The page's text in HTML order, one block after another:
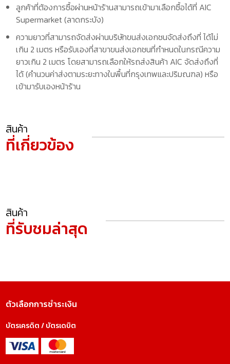
ลูกค้าที่ต้องการซื้อผ่านหน้าร้านสามารถเข้ามาเลือกซื้อได้ที่ AIC
Supermarket (ลาดกระบัง)
ความยาวที่สามารถจัดส่งผ่านบริษัทขนส่งเอกชนจัดส่งถึงที่ ได้ไม่
เกิน 2 เมตร หรือรับเองที่สาขาขนส่งเอกชนที่กำหนดในกรณีความ
ยาวเกิน 2 เมตร โดยสามารถเลือกให้รถส่งสินค้า AIC จัดส่งถึงที่
ได้ (คำนวนค่าส่งตามระยะทางในพื้นที่กรุงเทพและปริมณฑล) หรือ
เข้ามารับเองหน้าร้าน
สินค้า
ที่เกี่ยวข้อง
สินค้า
ที่รับชมล่าสุด
ตัวเลือกการชำระเงิน
บัตรเครดิต / บัตรเดบิต